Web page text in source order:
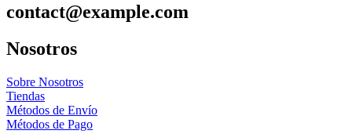
contact@example.com
Nosotros
Sobre Nosotros
Tiendas
Métodos de Envío
Métodos de Pago